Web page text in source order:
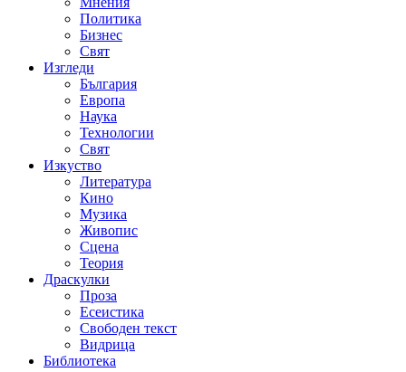
Политика
Бизнес
Свят
Изгледи
България
Европа
Наука
Технологии
Свят
Изкуство
Литература
Кино
Музика
Живопис
Сцена
Теория
Драскулки
Проза
Есеистика
Свободен текст
Видрица
Библиотека